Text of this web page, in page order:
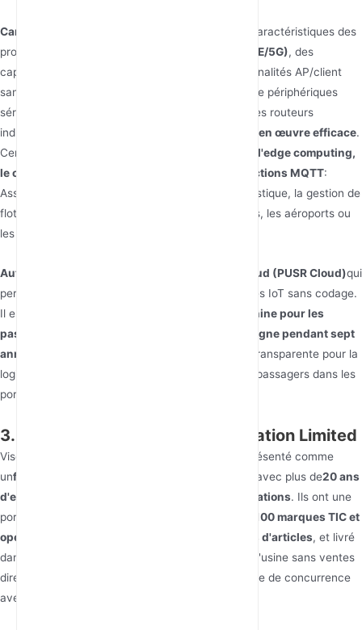
Caractéristiques des Produits :
Les principales caractéristiques des
produits incluent la
connectivité cellulaire (4G LTE/5G), des
capacités de commutation Ethernet, des fonctionnalités AP/client
sans fil, des modems cellulaires et des serveurs de périphériques
série. PUSR souligne la
de ses routeurs
industriels, ainsi que leur
convivialité et leur mise en œuvre efficace.
Certains appareils prennent également en charge l'edge computing,
le contrôle de liaison, la passerelle IO et les fonctions MQTT:
Assure une connectivité transparente pour la logistique, la gestion de
flotte et les services aux passagers dans les ports, les aéroports ou
les gares.
Autres points : plateforme cloud (PUSR Cloud)qui
permet aux utilisateurs de concevoir des systèmes IoT sans codage.
Il est à noter qu'ils ont été classés
premiers en Chine pour les
passerelles IoT industrielles par les ventes en ligne pendant sept
années consécutives
: Assure une connectivité transparente pour la
logistique, la gestion de flotte et les services aux passagers dans les
ports, les aéroports ou les gares.
3. Visonicom Technology Corporation Limited
Visonicom Technology Corporation Limited est présenté comme
unfabricant purement ODM/OEM basé en Chine avec plus de20 ans
d'expérience dans les réseaux et les communications. Ils ont une
portée mondiale significative, ayant servi plus de
100 marques TIC et
opérateurs télécoms
20 millions d'articles, et livré
dans plus de
. Visonicom opère en tant qu'usine sans ventes
directes ni marque propre, assurant ainsi l'absence de concurrence
avec ses clients.